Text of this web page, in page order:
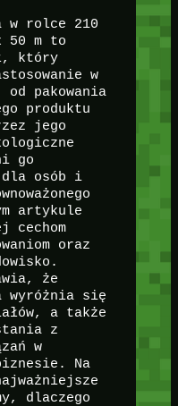
w rolce 210
50 m to
który
w
pakowania
produktu
jego
go
dla osób i
artykule
cechom
oraz
że
wyróżnia się
a także
z
w
Na
dlaczego